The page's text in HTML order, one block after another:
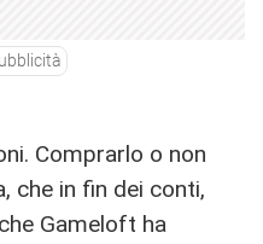
Comprarlo o non
che in fin dei conti,
Gameloft ha